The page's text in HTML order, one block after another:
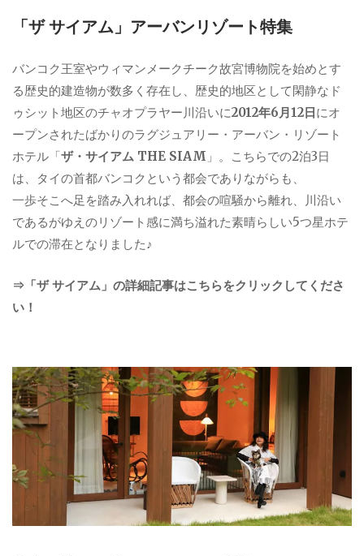
「ザ サイアム」アーバンリゾート特集
バンコク王室やウィマンメークチーク故宮博物院を始めとす
る歴史的建造物が数多く存在し、歴史的地区として閑静なド
ゥシット地区のチャオプラヤー川沿いに2012年6月12日にオ
ープンされたばかりのラグジュアリー・アーバン・リゾート
ホテル「ザ・サイアム THE SIAM 」。こちらでの2泊3日
は、タイの首都バンコクという都会でありながらも、
一歩そこへ足を踏み入れれば、都会の喧騒から離れ、川沿い
であるがゆえのリゾート感に満ち溢れた素晴らしい5つ星ホテ
ルでの滞在となりました♪
⇒「ザ サイアム」の詳細記事はこちらをクリックしてくださ
い！